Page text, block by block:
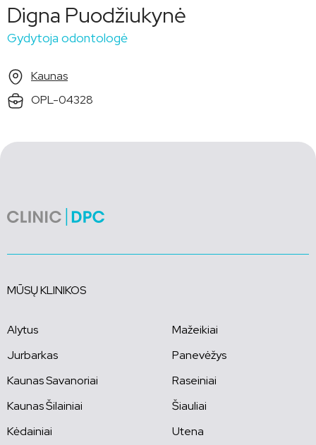
Digna Puodžiukynė
Gydytoja odontologė
Kaunas
OPL-04328
MŪSŲ KLINIKOS
Alytus
Jurbarkas
Kaunas Savanoriai
Kaunas Šilainiai
Kėdainiai
Mažeikiai
Panevėžys
Raseiniai
Šiauliai
Utena